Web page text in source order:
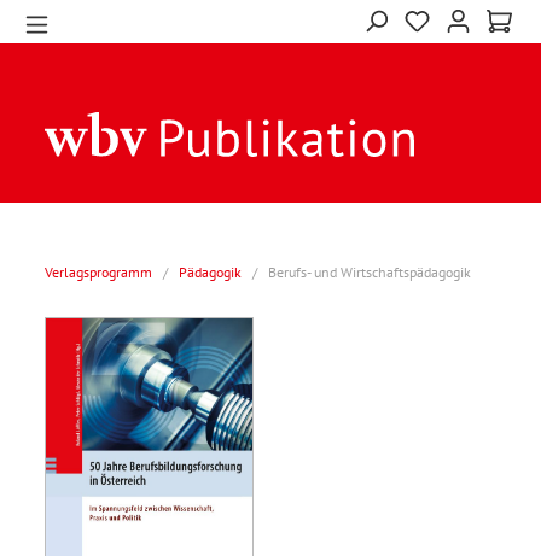
Verlagsprogramm / Pädagogik / Berufs- und Wirtschaftspädagogik